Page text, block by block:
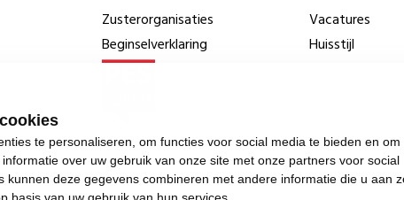
te personaliseren, om functies voor social media te bieden en om
over uw gebruik van onze site met onze partners voor social
kunnen deze gegevens combineren met andere informatie die u aan
Zusterorganisaties
Beginselverklaring
Vacatures
Huisstijl